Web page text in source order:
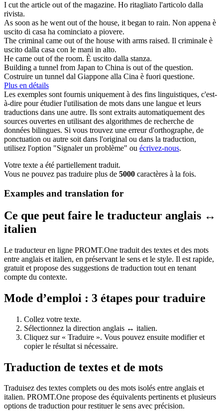
I cut the article out of the magazine. Ho ritagliato l'articolo dalla
rivista.
As soon as he went out of the house, it began to rain. Non appena è
uscito di casa ha cominciato a piovere.
The criminal came out of the house with arms raised. Il criminale è
uscito dalla casa con le mani in alto.
He came out of the room. È uscito dalla stanza.
Building a tunnel from Japan to China is out of the question.
Costruire un tunnel dal Giappone alla Cina è fuori questione.
Plus en détails
Les exemples sont fournis uniquement à des fins linguistiques, c'est-
à-dire pour étudier l'utilisation de mots dans une langue et leurs
traductions dans une autre. Ils sont extraits automatiquement des
sources ouvertes en utilisant des algorithmes de recherche de
données bilingues. Si vous trouvez une erreur d'orthographe, de
ponctuation ou autre soit dans l'original ou dans la traduction,
utilisez l'option "Signaler un problème" ou écrivez-nous.
Votre texte a été partiellement traduit.
Vous ne pouvez pas traduire plus de 5000 caractères à la fois.
Examples and translation for
Ce que peut faire le traducteur anglais ↔
italien
Le traducteur en ligne PROMT.One traduit des textes et des mots
entre anglais et italien, en préservant le sens et le style. Il est rapide,
gratuit et propose des suggestions de traduction tout en tenant
compte du contexte.
Mode d’emploi : 3 étapes pour traduire
Collez votre texte.
Sélectionnez la direction anglais ↔ italien.
Cliquez sur « Traduire ». Vous pouvez ensuite modifier et
copier le résultat si nécessaire.
Traduction de textes et de mots
Traduisez des textes complets ou des mots isolés entre anglais et
italien. PROMT.One propose des équivalents pertinents et plusieurs
options de traduction pour restituer le sens avec précision.